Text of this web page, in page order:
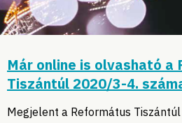
Már online is olvasható a
Tiszántúl 2020/3-4.
Megjelent a Református